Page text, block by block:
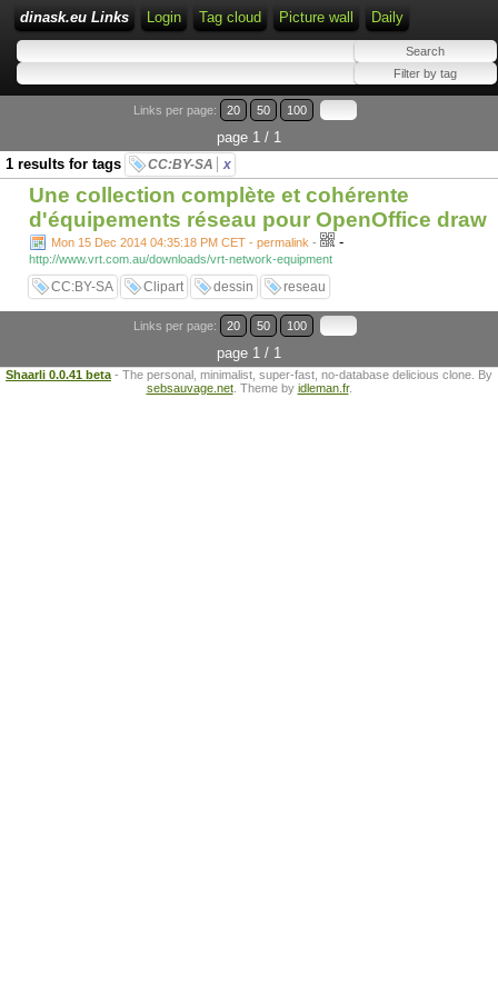
dinask.eu Links Login Tag cloud Picture wall Daily
Links per page: 20 50 100
page 1 / 1
1 results for tags
CC:BY-SA x
Une collection complète et cohérente
d'équipements réseau pour OpenOffice draw
Mon 15 Dec 2014 04:35:18 PM CET - permalink - -
http://www.vrt.com.au/downloads/vrt-network-equipment
CC:BY-SA Clipart dessin reseau
Links per page: 20 50 100
page 1 / 1
Shaarli 0.0.41 beta - The personal, minimalist, super-fast, no-database delicious clone. By
sebsauvage.net. Theme by idleman.fr.